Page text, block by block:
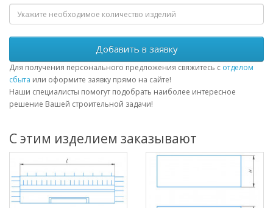
Добавить в заявку
Для получения персонального предложения свяжитесь с отделом
сбыта или оформите заявку прямо на сайте!
Наши специалисты помогут подобрать наиболее интересное
решение Вашей строительной задачи!
С этим изделием заказывают